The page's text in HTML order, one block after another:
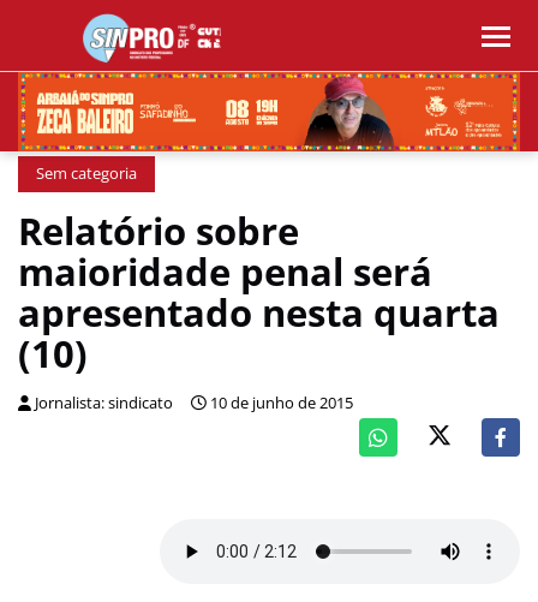
Sem categoria
Relatório sobre
maioridade penal será
apresentado nesta quarta
(10)
Jornalista: sindicato 10 de junho de 2015